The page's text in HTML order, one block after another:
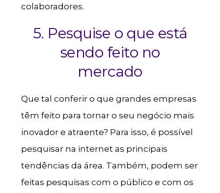
colaboradores.
5. Pesquise o que está
sendo feito no
mercado
Que tal conferir o que grandes empresas
têm feito para tornar o seu negócio mais
inovador e atraente? Para isso, é possível
pesquisar na internet as principais
tendências da área. Também, podem ser
feitas pesquisas com o público e com os